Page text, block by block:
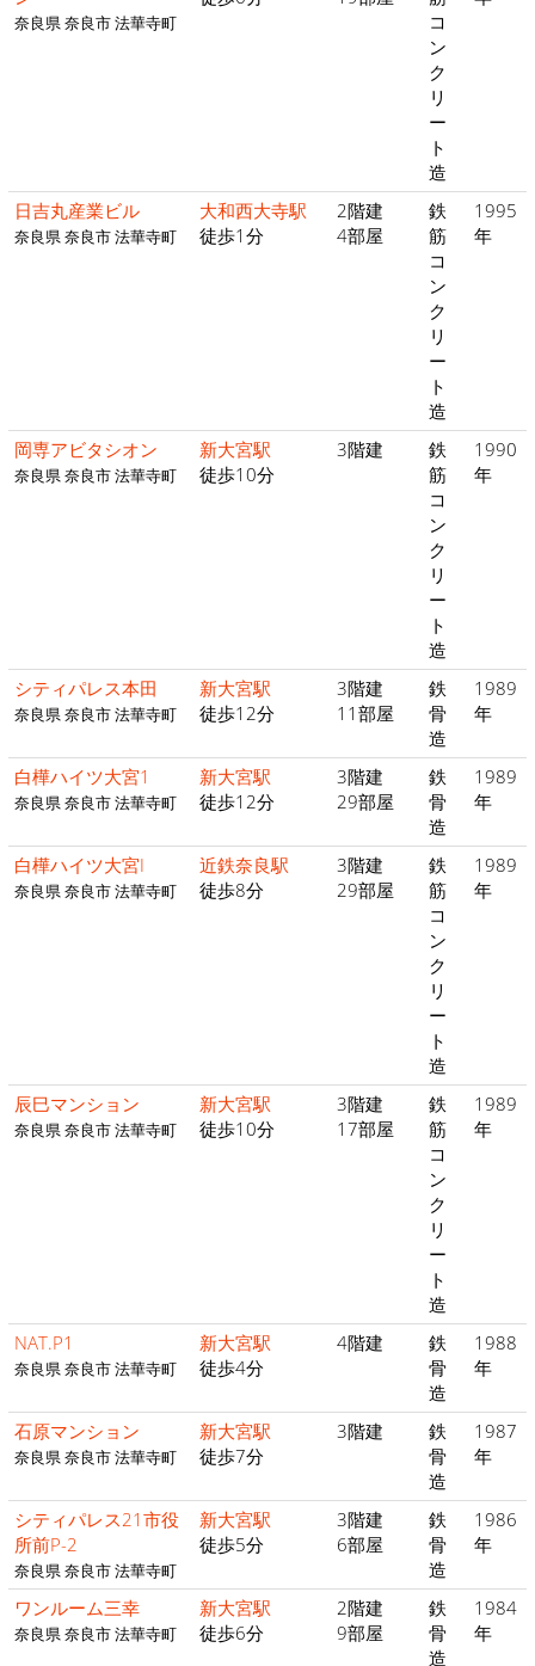
奈良県 奈良市 法華寺町
コ
ン
ク
リ
ー
ト
造
日吉丸産業ビル
奈良県 奈良市 法華寺町
大和西大寺駅
徒歩1分
2階建
4部屋
鉄
筋
コ
ン
ク
リ
ー
ト
造
1995
年
岡専アビタシオン
奈良県 奈良市 法華寺町
新大宮駅
徒歩10分
3階建
鉄
筋
コ
ン
ク
リ
ー
ト
造
1990
年
シティパレス本田
奈良県 奈良市 法華寺町
新大宮駅
徒歩12分
3階建
11部屋
鉄
骨
造
1989
年
白樺ハイツ大宮1
奈良県 奈良市 法華寺町
新大宮駅
徒歩12分
3階建
29部屋
鉄
骨
造
1989
年
白樺ハイツ大宮I
奈良県 奈良市 法華寺町
近鉄奈良駅
徒歩8分
3階建
29部屋
鉄
筋
コ
ン
ク
リ
ー
ト
造
1989
年
辰巳マンション
奈良県 奈良市 法華寺町
新大宮駅
徒歩10分
3階建
17部屋
鉄
筋
コ
ン
ク
リ
ー
ト
造
1989
年
NAT.P1
奈良県 奈良市 法華寺町
新大宮駅
徒歩4分
4階建
鉄
骨
造
1988
年
石原マンション
奈良県 奈良市 法華寺町
新大宮駅
徒歩7分
3階建
鉄
骨
造
1987
年
シティパレス21市役
所前P-2
奈良県 奈良市 法華寺町
新大宮駅
徒歩5分
3階建
6部屋
鉄
骨
造
1986
年
ワンルーム三幸
奈良県 奈良市 法華寺町
新大宮駅
徒歩6分
2階建
9部屋
鉄
骨
造
1984
年